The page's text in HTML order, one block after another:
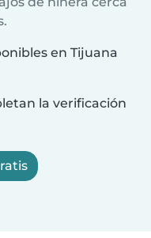
en Tijuana
la verificación